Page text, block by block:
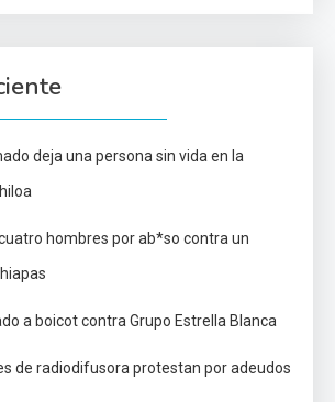
deja una persona sin vida en la
hombres por ab*so contra un
a boicot contra Grupo Estrella Blanca
de radiodifusora protestan por adeudos